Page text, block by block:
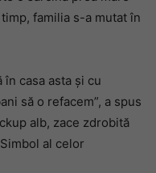
familia s-a mutat în
casa asta și cu
să o refacem”, a spus
alb, zace zdrobită
al celor